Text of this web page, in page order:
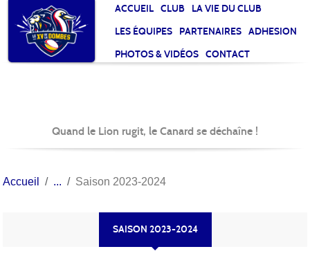
ACCUEIL CLUB
LA VIE DU CLUB
LES ÉQUIPES
PARTENAIRES
ADHESION
PHOTOS & VIDÉOS
CONTACT
Quand le Lion rugit, le Canard se déchaîne !
Accueil Saison 2023-2024
SAISON 2023-2024
Panneau de gestion des cookies